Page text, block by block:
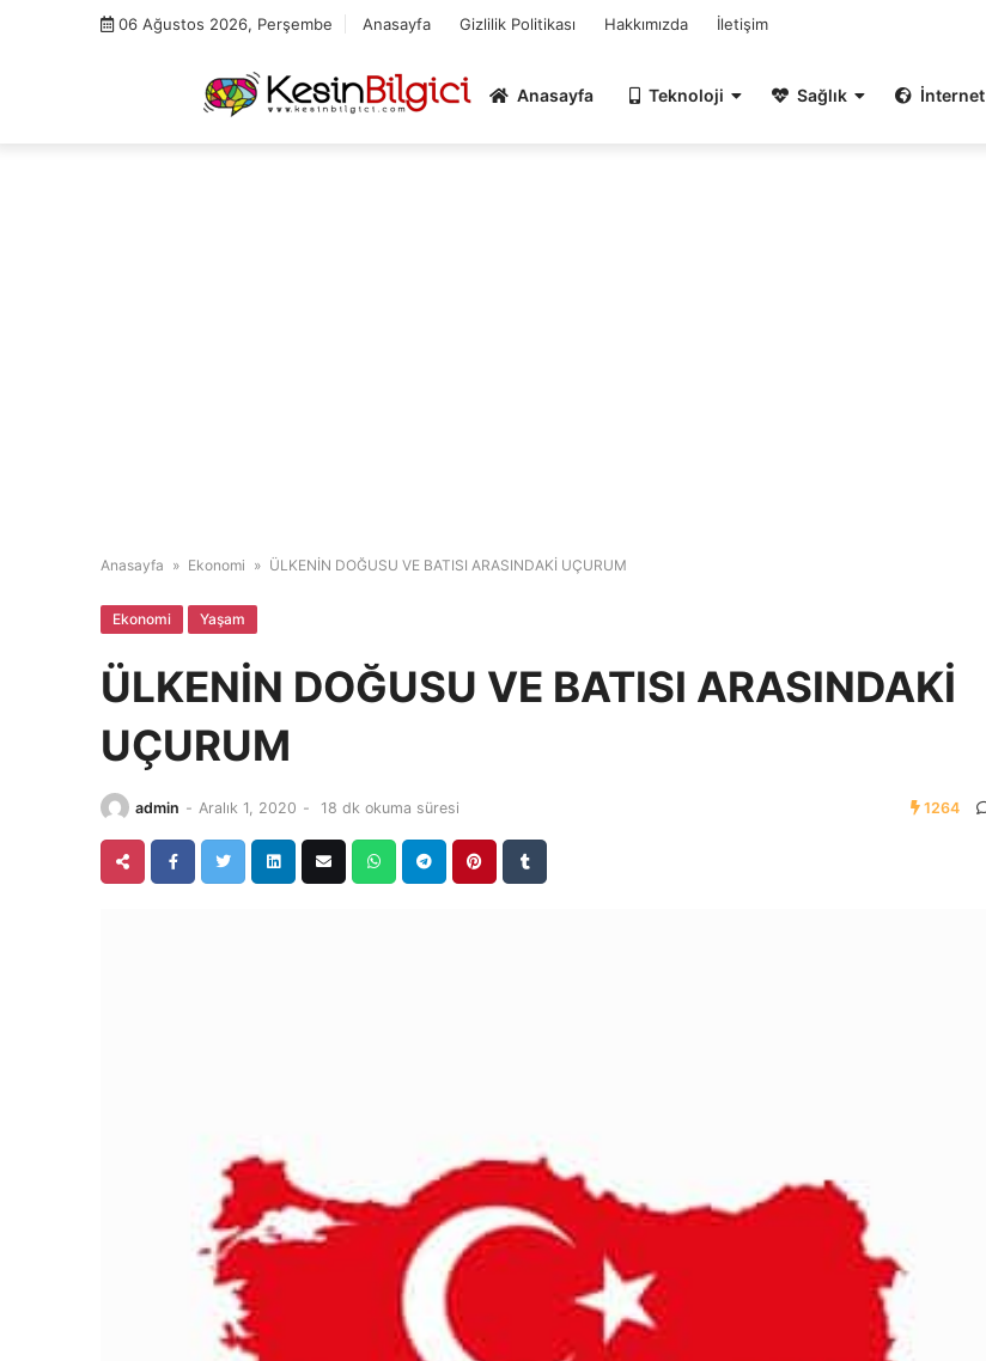
06 Ağustos 2026, Perşembe Anasayfa Gizlilik Politikası Hakkımızda İletişim
Anasayfa Teknoloji Sağlık İnternet
Anasayfa » Ekonomi » ÜLKENİN DOĞUSU VE BATISI ARASINDAKİ UÇURUM
Ekonomi Yaşam
ÜLKENİN DOĞUSU VE BATISI ARASINDAKİ
UÇURUM
admin - Aralık 1, 2020 - 18 dk okuma süresi 1264